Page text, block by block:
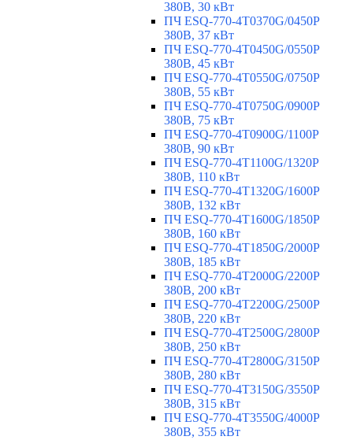
380В, 30 кВт
ПЧ ESQ-770-4T0370G/0450P
380В, 37 кВт
ПЧ ESQ-770-4T0450G/0550P
380В, 45 кВт
ПЧ ESQ-770-4T0550G/0750P
380В, 55 кВт
ПЧ ESQ-770-4T0750G/0900P
380В, 75 кВт
ПЧ ESQ-770-4T0900G/1100P
380В, 90 кВт
ПЧ ESQ-770-4T1100G/1320P
380В, 110 кВт
ПЧ ESQ-770-4T1320G/1600P
380В, 132 кВт
ПЧ ESQ-770-4T1600G/1850P
380В, 160 кВт
ПЧ ESQ-770-4T1850G/2000P
380В, 185 кВт
ПЧ ESQ-770-4T2000G/2200P
380В, 200 кВт
ПЧ ESQ-770-4T2200G/2500P
380В, 220 кВт
ПЧ ESQ-770-4T2500G/2800P
380В, 250 кВт
ПЧ ESQ-770-4T2800G/3150P
380В, 280 кВт
ПЧ ESQ-770-4T3150G/3550P
380В, 315 кВт
ПЧ ESQ-770-4T3550G/4000P
380В, 355 кВт